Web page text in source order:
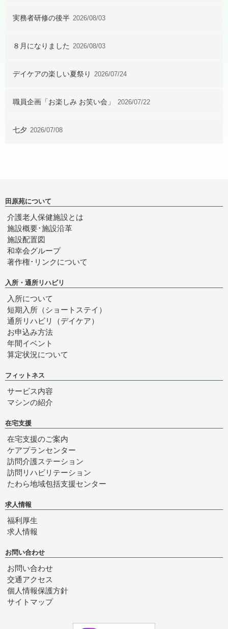
実務者研修の後半 2026/08/03
８月になりました 2026/08/03
デイケアの楽しい夏祭り 2026/07/24
職員企画「お楽しみ お笑い会」 2026/07/22
七夕 2026/07/08
田原苑について
介護老人保健施設とは
施設概要･施設沿革
施設配置図
和幸会グループ
著作権･リンクについて
入所・通所リハビリ
入所について
短期入所（ショートステイ）
通所リハビリ（デイケア）
お申込み方法
年間イベント
算定状況について
フィットネス
サービス内容
マシンの紹介
在宅支援
在宅支援のご案内
ケアプランセンター
訪問介護ステーション
訪問リハビリテーション
たわら地域包括支援センター
求人情報
福利厚生
求人情報
お問い合わせ
お問い合わせ
交通アクセス
個人情報保護方針
サイトマップ